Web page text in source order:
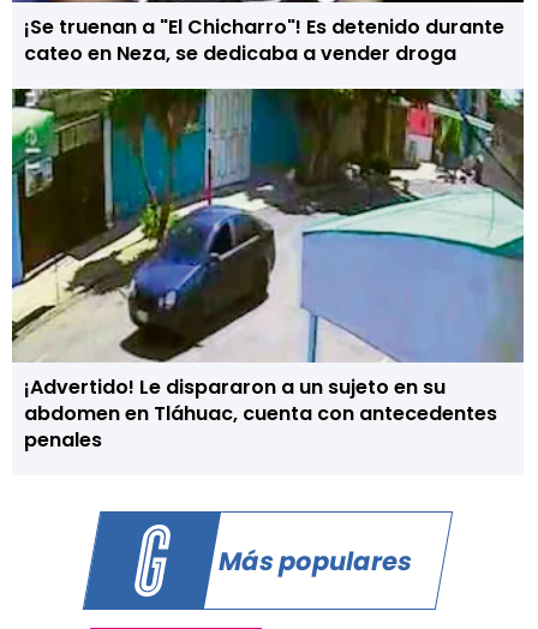
¡Se truenan a "El Chicharro"! Es detenido durante
cateo en Neza, se dedicaba a vender droga
¡Advertido! Le dispararon a un sujeto en su
abdomen en Tláhuac, cuenta con antecedentes
penales
Más populares